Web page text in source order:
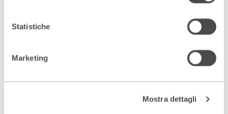
Statistiche
Marketing
Mostra dettagli